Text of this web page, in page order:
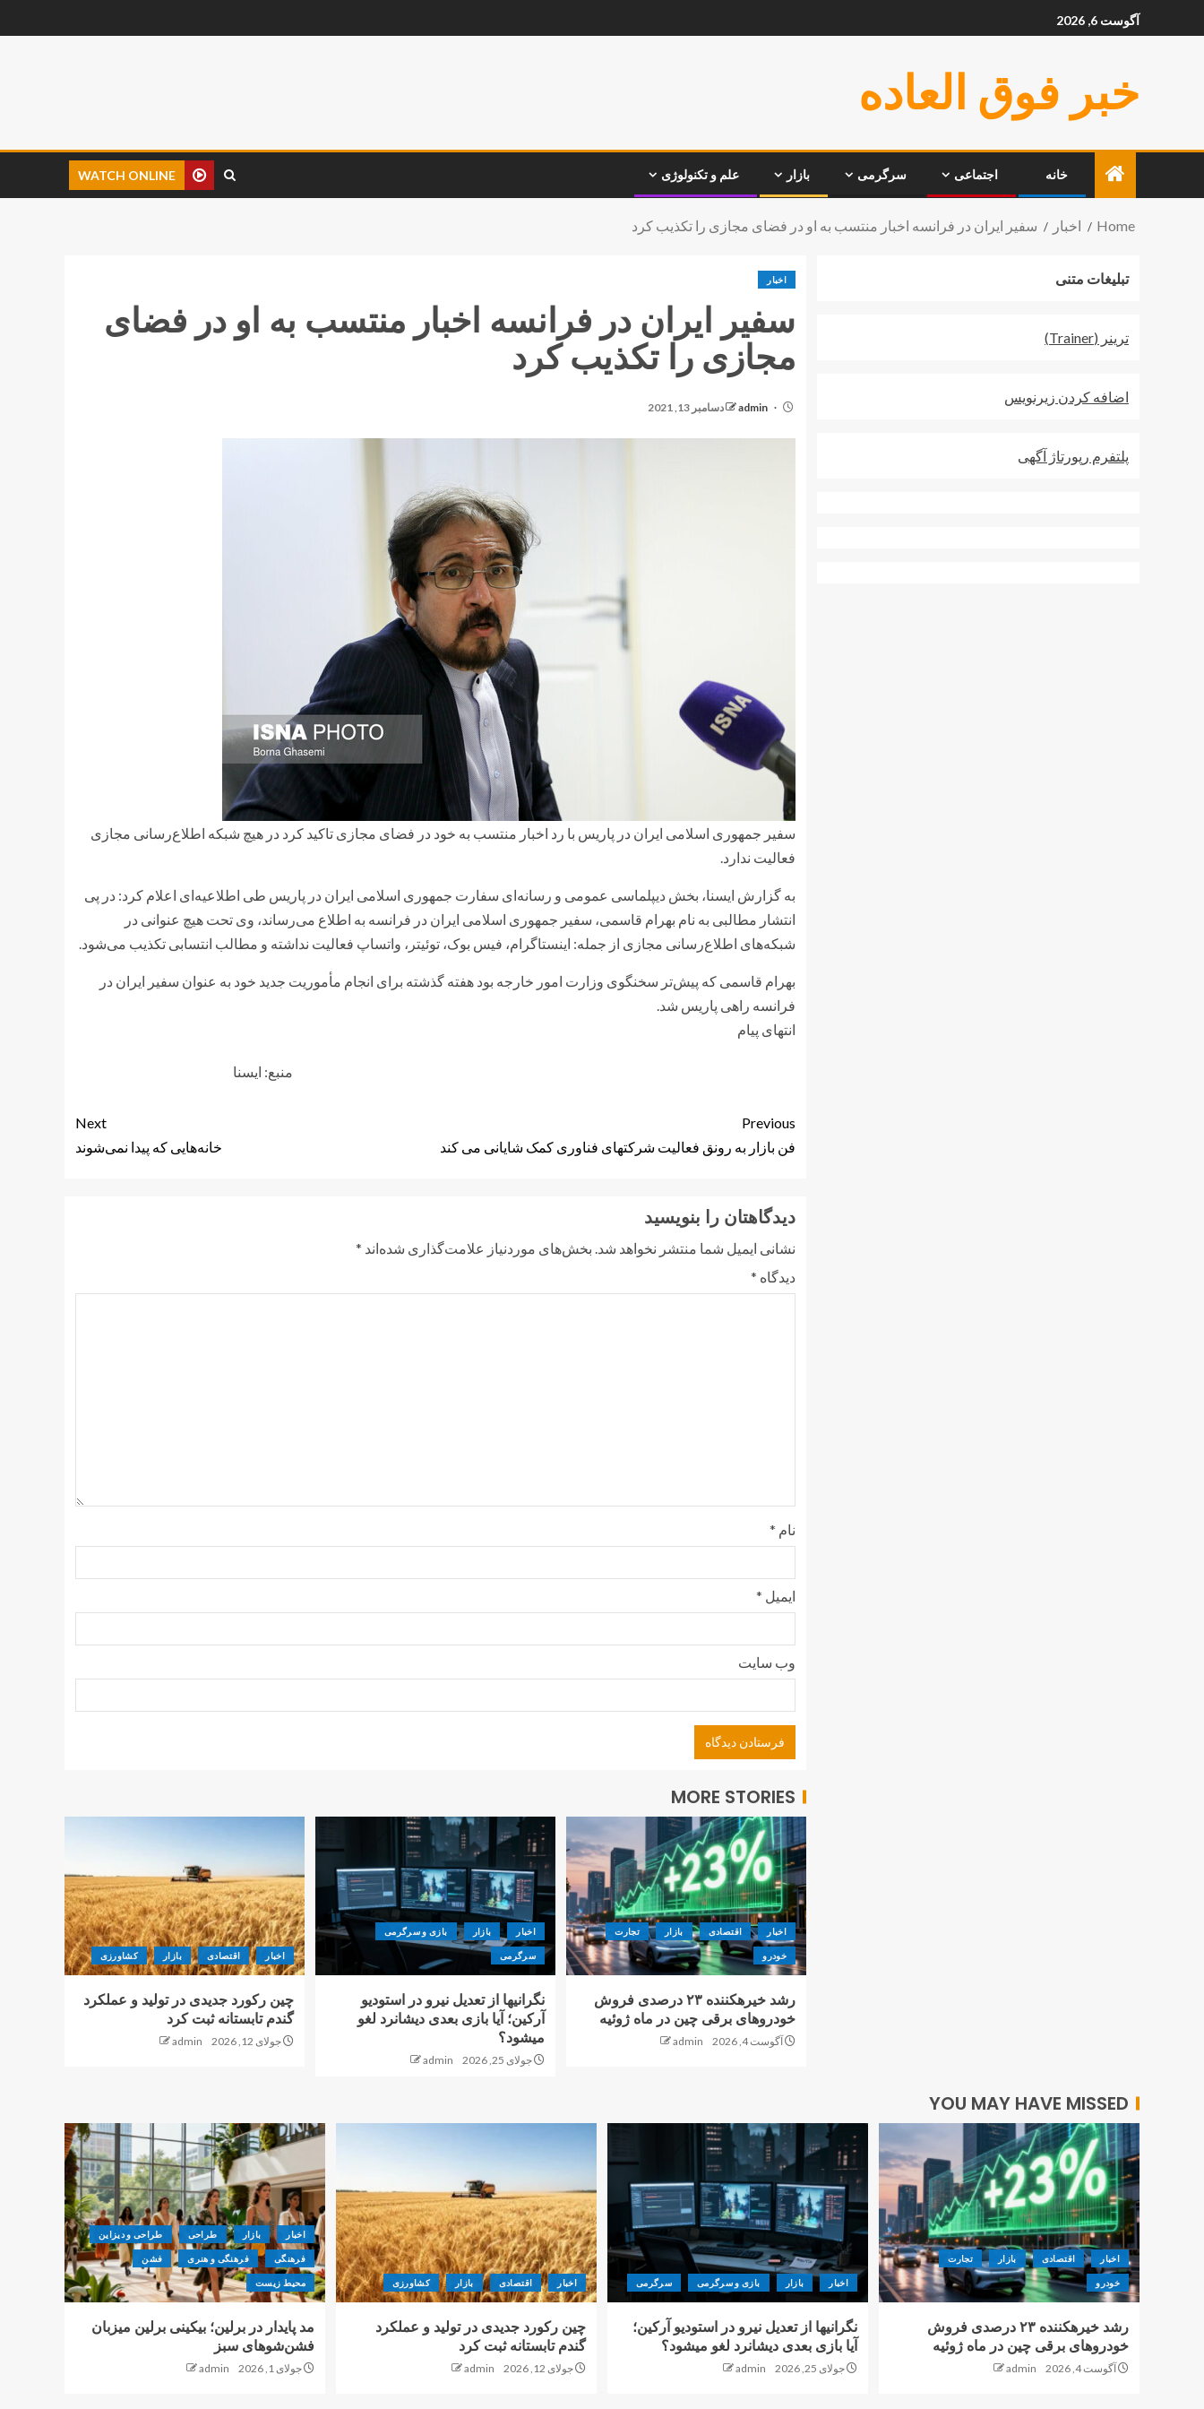
آگوست 6, 2026
خبر فوق العاده
خانه اجتماعی سرگرمی بازار علم و تکنولوژی WATCH ONLINE
Home اخبار سفیر ایران در فرانسه اخبار منتسب به او در فضای مجازی را تکذیب کرد
اخبار
سفیر ایران در فرانسه اخبار منتسب به او در فضای
مجازی را تکذیب کرد
admin دسامبر 13, 2021
سفیر جمهوری اسلامی ایران در پاریس با رد اخبار منتسب به خود در فضای مجازی تاکید کرد در هیچ شبکه اطلاع‌رسانی مجازی
فعالیت ندارد.
به گزارش ایسنا، بخش دیپلماسی عمومی و رسانه‌ای سفارت جمهوری اسلامی ایران در پاریس طی اطلاعیه‌ای اعلام کرد: در پی
انتشار مطالبی به نام بهرام قاسمی، سفیر جمهوری اسلامی ایران در فرانسه به اطلاع می‌رساند، وی تحت هیچ عنوانی در
شبکه‌های اطلاع‌رسانی مجازی از جمله: اینستاگرام، فیس بوک، توئیتر، واتساپ فعالیت نداشته و مطالب انتسابی تکذیب می‌شود.
بهرام قاسمی که پیش‌تر سخنگوی وزارت امور خارجه بود هفته گذشته برای انجام مأموریت جدید خود به عنوان سفیر ایران در
فرانسه راهی پاریس شد.
انتهای پیام
منبع: ايسنا
Previous
فن بازار به رونق فعالیت شرکتهای فناوری کمک شایانی می کند
Next
خانه‌هایی که پیدا نمی‌شوند
دیدگاهتان را بنویسید
نشانی ایمیل شما منتشر نخواهد شد. بخش‌های موردنیاز علامت‌گذاری شده‌اند *
دیدگاه *
نام *
ایمیل *
وب‌ سایت
MORE STORIES
اخبار اقتصادی بازار تجارت
خودرو
رشد خیرهکننده ۲۳ درصدی فروش
خودروهای برقی چین در ماه ژوئیه
آگوست 4, 2026 admin
اخبار بازار بازی و سرگرمی
سرگرمی
نگرانیها از تعدیل نیرو در استودیو
آرکین؛ آیا بازی بعدی دیشانرد لغو
میشود؟
جولای 25, 2026 admin
اخبار اقتصادی بازار کشاورزی
چین رکورد جدیدی در تولید و عملکرد
گندم تابستانه ثبت کرد
جولای 12, 2026 admin
تبلیغات متنی
ترينر (Trainer)
اضافه کردن زيرنويس
پلتفرم رپورتاژ آگهی
YOU MAY HAVE MISSED
اخبار اقتصادی بازار تجارت
خودرو
رشد خیرهکننده ۲۳ درصدی فروش
خودروهای برقی چین در ماه ژوئیه
آگوست 4, 2026 admin
اخبار بازار بازی و سرگرمی سرگرمی
نگرانیها از تعدیل نیرو در استودیو آرکین؛
آیا بازی بعدی دیشانرد لغو میشود؟
جولای 25, 2026 admin
اخبار اقتصادی بازار کشاورزی
چین رکورد جدیدی در تولید و عملکرد
گندم تابستانه ثبت کرد
جولای 12, 2026 admin
اخبار بازار طراحی طراحی و دیزاین
فرهنگی فرهنگی و هنری فشن
محیط زیست
مد پایدار در برلین؛ بیکینی برلین میزبان
فشن‌شوهای سبز
جولای 1, 2026 admin